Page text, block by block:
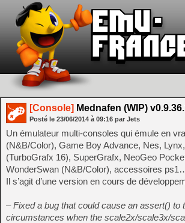
[Console] Mednafen (WIP)
Posté le 23/06/2014 à 09:16 par Jets
Un émulateur multi-consoles qui émule en
(N&B/Color), Game Boy Advance, Nes,
(TurboGrafx 16), SuperGrafx, NeoGeo
WonderSwan (N&B/Color), accessoires
Il s’agit d’une version en cours de
– Fixed a bug that could cause an assert() to
circumstances when the scale2x/scale3x/